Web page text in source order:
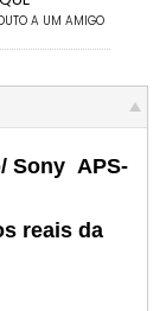
A UM AMIGO
Sony APS-
reais da